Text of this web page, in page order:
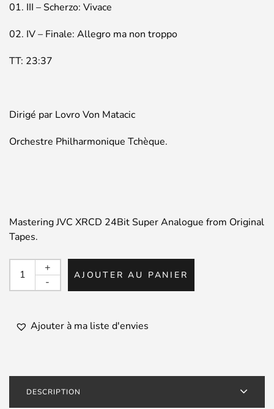
01. III – Scherzo: Vivace
02. IV – Finale: Allegro ma non troppo
TT: 23:37
Dirigé par Lovro Von Matacic
Orchestre Philharmonique Tchèque.
Mastering JVC XRCD 24Bit Super Analogue from Original
Tapes.
quantité
Symphony
-
+
AJOUTER AU PANIER
Ajouter à ma liste d'envies
DESCRIPTION